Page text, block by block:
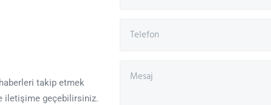
takip etmek
iletişime geçebilirsiniz.